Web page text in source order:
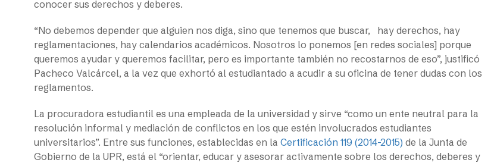
conocer sus derechos y deberes.
“No debemos depender que alguien nos diga, sino que tenemos que buscar, hay derechos, hay
reglamentaciones, hay calendarios académicos. Nosotros lo ponemos [en redes sociales] porque
queremos ayudar y queremos facilitar, pero es importante también no recostarnos de eso”, justificó
Pacheco Valcárcel, a la vez que exhortó al estudiantado a acudir a su oficina de tener dudas con los
reglamentos.
La procuradora estudiantil es una empleada de la universidad y sirve “como un ente neutral para la
resolución informal y mediación de conflictos en los que estén involucrados estudiantes
universitarios”. Entre sus funciones, establecidas en la Certificación 119 (2014-2015) de la Junta de
Gobierno de la UPR, está el “orientar, educar y asesorar activamente sobre los derechos, deberes y